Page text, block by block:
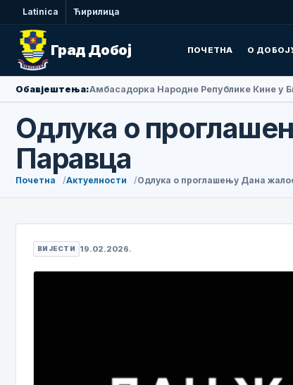
Latinica Ћирилица
Град Добој ПОЧЕТНА О
Обавјештења:Амбасадорка Народне Републике Кине у
Одлука о
Паравца
Почетна Актуелности Одлука о проглашењу Дана
ВИЈЕСТИ 19.02.2026.